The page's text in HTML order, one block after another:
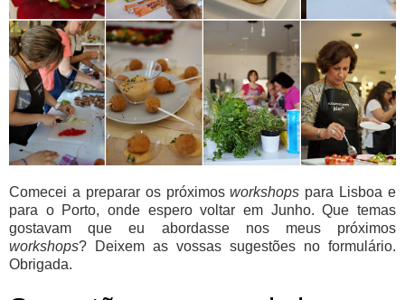
Comecei a preparar os próximosworkshops para Lisboa e
para o Porto, onde espero voltar em Junho. Que temas
gostavam que eu abordasse nos meus próximos
workshops? Deixem as vossas sugestões no formulário.
Obrigada.